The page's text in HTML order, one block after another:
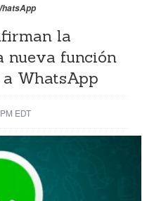
la
nueva función
WhatsApp
EDT